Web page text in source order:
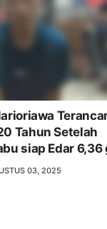
Tahun Setelah
siap Edar 6,36
03, 2025